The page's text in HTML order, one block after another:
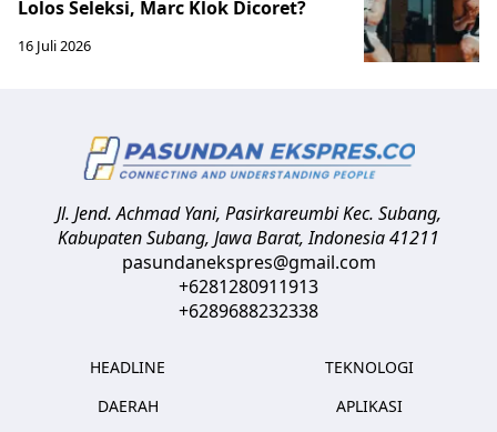
Lolos Seleksi, Marc Klok Dicoret?
16 Juli 2026
Jl. Jend. Achmad Yani, Pasirkareumbi Kec. Subang,
Kabupaten Subang, Jawa Barat,Indonesia41211
pasundanekspres@gmail.com
+6281280911913
+6289688232338
HEADLINE
DAERAH
TEKNOLOGI
APLIKASI